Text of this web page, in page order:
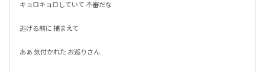
キョロキョロしていて 不審だな
逃げる前に 捕まえて
あぁ 気付かれた お巡りさん